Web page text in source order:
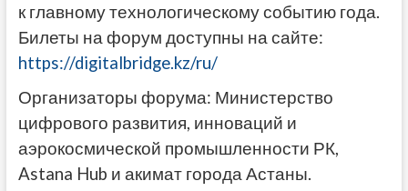
к главному технологическому событию года.
Билеты на форум доступны на сайте:
https://digitalbridge.kz/ru/
Организаторы форума: Министерство
цифрового развития, инноваций и
аэрокосмической промышленности РК,
Astana Hub и акимат города Астаны.